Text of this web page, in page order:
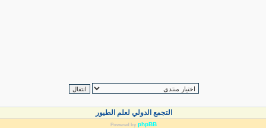
التجمع الدولي لعلم الطيور
Powered byphpBB